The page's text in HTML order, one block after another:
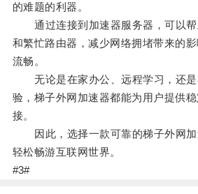
的难题的利器。
通过连接到加速器服务器，可以帮
和繁忙路由器，减少网络拥堵带来的
流畅。
无论是在家办公、远程学习，还是
验，梯子外网加速器都能为用户提供
接。
因此，选择一款可靠的梯子外网加
轻松畅游互联网世界。
#3#